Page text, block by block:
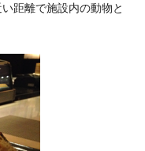
距離で施設内の動物と